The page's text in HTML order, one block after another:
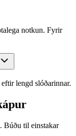
notkun. Fyrir
lengd slóðarinnar.
Búðu til einstakar